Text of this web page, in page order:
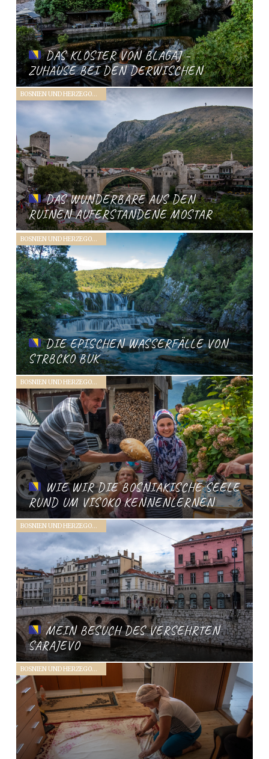
DAS KLOSTER VON BLAGAJ –
ZUHAUSE BEI DEN DERWISCHEN
BOSNIEN UND HERZEGOWINA (2019)
DAS WUNDERBARE AUS DEN
RUINEN AUFERSTANDENE MOSTAR
BOSNIEN UND HERZEGOWINA (2019)
DIE EPISCHEN WASSERFÄLLE VON
STRBCKO BUK
BOSNIEN UND HERZEGOWINA (2019)
WIE WIR DIE BOSNIAKISCHE SEELE
RUND UM VISOKO KENNENLERNEN
BOSNIEN UND HERZEGOWINA (2019)
MEIN BESUCH DES VERSEHRTEN
SARAJEVO
BOSNIEN UND HERZEGOWINA (2019)